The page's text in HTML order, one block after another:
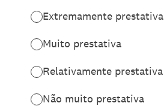
Extremamente prestativa
Muito prestativa
Relativamente prestativa
Não muito prestativa